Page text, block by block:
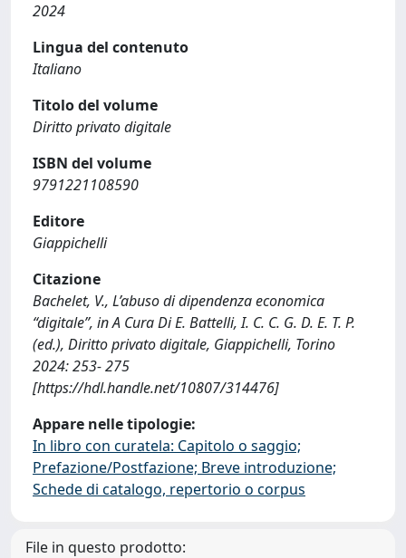
2024
Lingua del contenuto
Italiano
Titolo del volume
Diritto privato digitale
ISBN del volume
9791221108590
Editore
Giappichelli
Citazione
Bachelet, V., L’abuso di dipendenza economica
“digitale”, in A Cura Di E. Battelli, I. C. C. G. D. E. T. P.
(ed.), Diritto privato digitale, Giappichelli, Torino
2024: 253- 275
[https://hdl.handle.net/10807/314476]
Appare nelle tipologie:
In libro con curatela: Capitolo o saggio;
Prefazione/Postfazione; Breve introduzione;
Schede di catalogo, repertorio o corpus
File in questo prodotto: